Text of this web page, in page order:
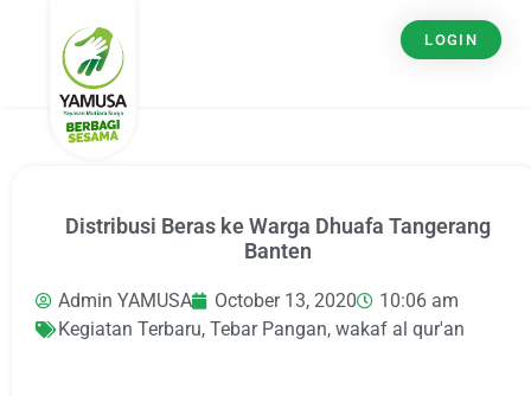
LOGIN
Distribusi Beras ke Warga Dhuafa Tangerang
Banten
Admin YAMUSA October 13, 2020
10:06 am
Kegiatan Terbaru, Tebar Pangan, wakaf al qur'an